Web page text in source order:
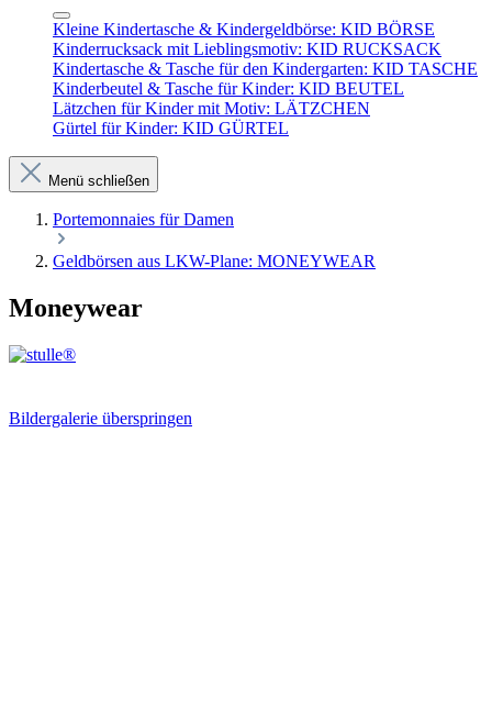
Kleine Kindertasche & Kindergeldbörse: KID BÖRSE
Kinderrucksack mit Lieblingsmotiv: KID RUCKSACK
Kindertasche & Tasche für den Kindergarten: KID TASCHE
Kinderbeutel & Tasche für Kinder: KID BEUTEL
Lätzchen für Kinder mit Motiv: LÄTZCHEN
Gürtel für Kinder: KID GÜRTEL
Menü schließen
Portemonnaies für Damen
Geldbörsen aus LKW-Plane: MONEYWEAR
Moneywear
Bildergalerie überspringen